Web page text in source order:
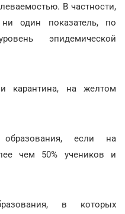
В частности,
один показатель, по
эпидемической
карантина, на желтом
если на
чем 50% учеников и
в которых